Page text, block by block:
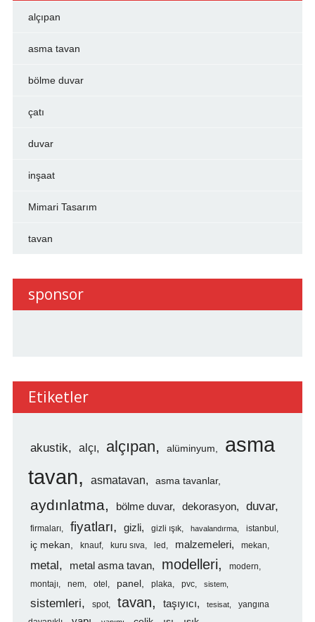
alçıpan
asma tavan
bölme duvar
çatı
duvar
inşaat
Mimari Tasarım
tavan
sponsor
Etiketler
akustik alçı alçıpan alüminyum
asma
tavan
asmatavan asma tavanlar
aydınlatma bölme duvar dekorasyon duvar
firmaları fiyatları gizli gizli ışık havalandırma istanbul
iç mekan knauf kuru sıva led malzemeleri mekan
metal metal asma tavan modelleri
modern
montajı
nem otel panel plaka pvc sistem
sistemleri spot tavan taşıyıcı tesisat
yangına